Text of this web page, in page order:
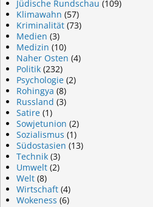
Jüdische Rundschau (109)
Klimawahn (57)
Kriminalität (73)
Medien (3)
Medizin (10)
Naher Osten (4)
Politik (232)
Psychologie (2)
Rohingya (8)
Russland (3)
Satire (1)
Sowjetunion (2)
Sozialismus (1)
Südostasien (13)
Technik (3)
Umwelt (2)
Welt (8)
Wirtschaft (4)
Wokeness (6)